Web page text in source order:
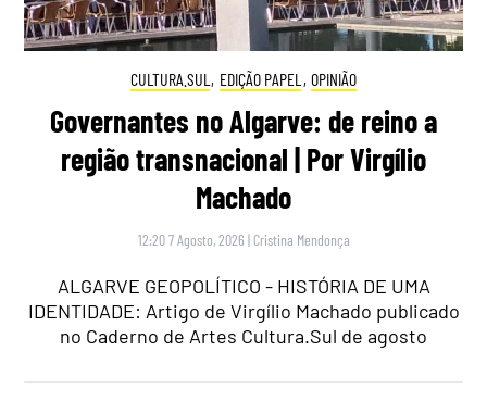
CULTURA.SUL , EDIÇÃO PAPEL , OPINIÃO
Governantes no Algarve: de reino a
região transnacional | Por Virgílio
Machado
12:20 7 Agosto, 2026 | Cristina Mendonça
ALGARVE GEOPOLÍTICO - HISTÓRIA DE UMA
IDENTIDADE: Artigo de Virgílio Machado publicado
no Caderno de Artes Cultura.Sul de agosto